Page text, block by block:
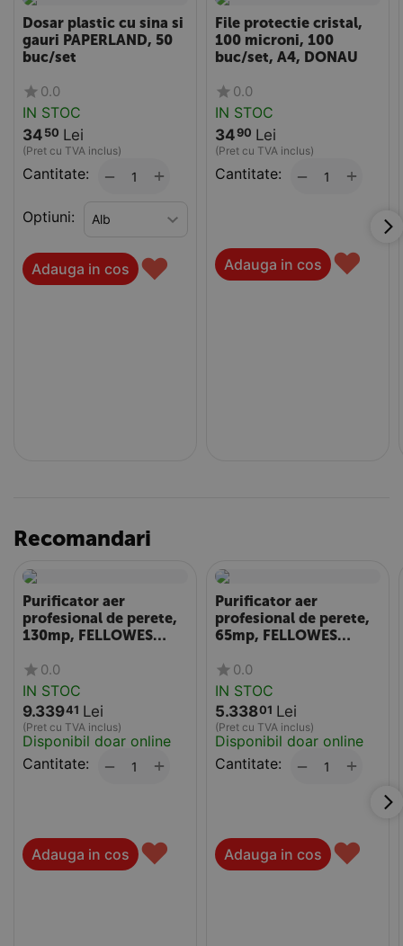
Dosar plastic cu sina si
gauri PAPERLAND, 50
buc/set
0.0
IN STOC
34 50 Lei
(Pret cu TVA inclus)
Cantitate: +
−
Optiuni:
Adauga in cos ♥
File protectie cristal,
100 microni, 100
buc/set, A4, DONAU
0.0
IN STOC
3490 Lei
(Pret cu TVA inclus)
Cantitate: +
−
Adauga in cos ♥
Recomandari
Purificator aer
profesional de perete,
130mp, FELLOWES
PureView
0.0
IN STOC
9.33941 Lei
(Pret cu TVA inclus)
Disponibil doar online
Cantitate:
+
−
Adauga in cos ♥
Purificator aer
profesional de perete,
65mp, FELLOWES
0.0
IN STOC
5.33801 Lei
(Pret cu TVA inclus)
Disponibil doar online
Cantitate:
+
−
Adauga in cos ♥